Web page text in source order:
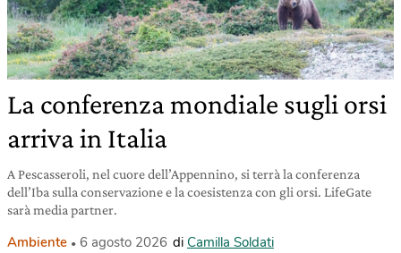
La conferenza mondiale sugli orsi
arriva in Italia
A Pescasseroli, nel cuore dell’Appennino, si terrà la conferenza
dell’Iba sulla conservazione e la coesistenza con gli orsi. LifeGate
sarà media partner.
Ambiente 6 agosto 2026 di Camilla Soldati